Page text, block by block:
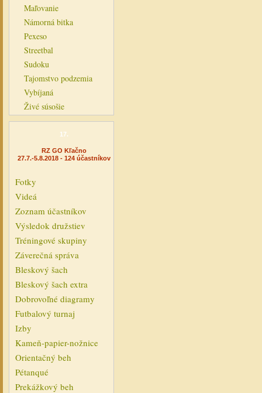
Maľovanie
Námorná bitka
Pexeso
Streetbal
Sudoku
Tajomstvo podzemia
Vybíjaná
Živé súsošie
17.
RZ GO Kľačno
27.7.-5.8.2018 - 124 účastníkov
Fotky
Videá
Zoznam účastníkov
Výsledok družstiev
Tréningové skupiny
Záverečná správa
Bleskový šach
Bleskový šach extra
Dobrovoľné diagramy
Futbalový turnaj
Izby
Kameň-papier-nožnice
Orientačný beh
Pétanqué
Prekážkový beh